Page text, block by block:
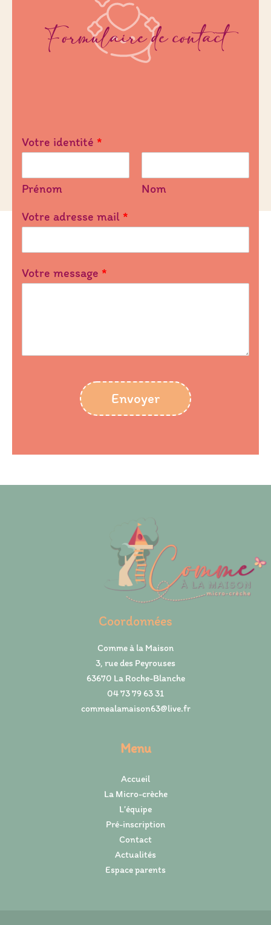
Formulaire de contact
Votre identité *
Prénom
Nom
Votre adresse mail *
Votre message *
Envoyer
Coordonnées
Comme à la Maison
3, rue des Peyrouses
63670 La Roche-Blanche
04 73 79 63 31
commealamaison63@live.fr
Menu
Accueil
La Micro-crèche
L’équipe
Pré-inscription
Contact
Actualités
Espace parents